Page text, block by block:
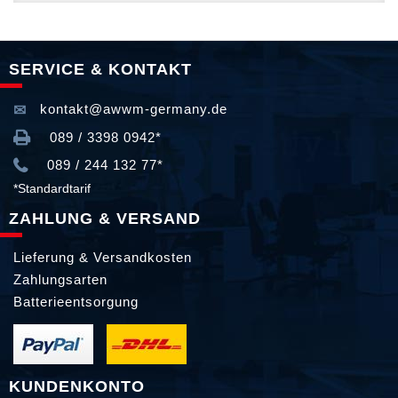
SERVICE & KONTAKT
kontakt@awwm-germany.de
089 / 3398 0942*
089 / 244 132 77*
*Standardtarif
ZAHLUNG & VERSAND
Lieferung & Versandkosten
Zahlungsarten
Batterieentsorgung
KUNDENKONTO